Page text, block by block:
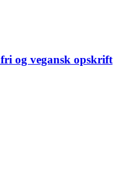
og vegansk opskrift